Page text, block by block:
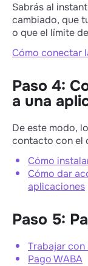
Sabrás al
cambiado, que
o que el límite
Cómo conectar
Paso 4:
a una
De este modo,
contacto con el
Cómo
Cómo dar
aplicaciones
Paso 5:
Trabajar
Pago WABA